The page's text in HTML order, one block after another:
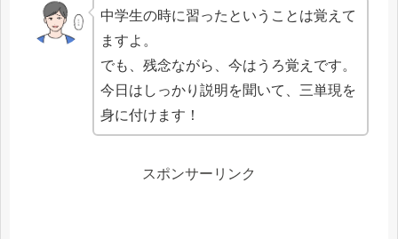
中学生の時に習ったということは覚えて
ますよ。
でも、残念ながら、今はうろ覚えです。
今日はしっかり説明を聞いて、三単現を
身に付けます！
スポンサーリンク